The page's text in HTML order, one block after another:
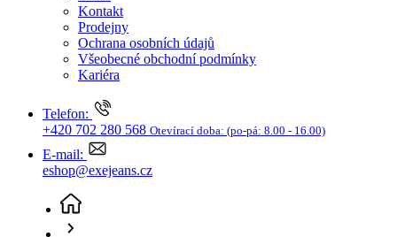
Telefon:
+420 702 280 568
E-mail:
eshop@exejeans.cz
Pro muže
Džíny MUSTANG